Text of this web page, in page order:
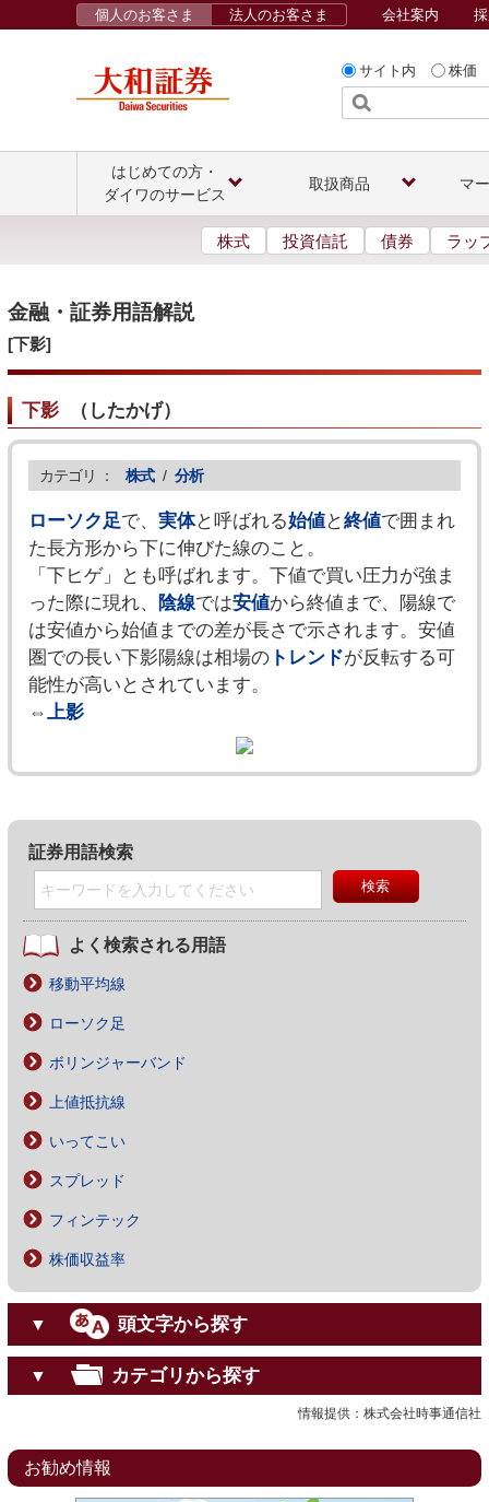
サイト内 株価
個人のお客さま 法人のお客さま 会社案内
はじめての方・
ダイワのサービス
取扱商品 マ
株式 投資信託 債券 ラッ
金融・証券用語解説
[下影]
下影（ したかげ）
カテゴリ ： 株式 / 分析
ローソク足で、 実体と呼ばれる始値と終値で囲まれ
た長方形から下に伸びた線のこと。
「下ヒゲ」とも呼ばれます。下値で買い圧力が強ま
った際に現れ、
陰線では安値から終値まで、陽線で
は安値から始値までの差が長さで示されます。安値
圏での長い下影陽線は相場のトレンドが反転する可
能性が高いとされています。
⇔上影
証券用語検索
よく検索される用語
移動平均線
ローソク足
ボリンジャーバンド
上値抵抗線
いってこい
スプレッド
フィンテック
株価収益率
▼ 頭文字から探す
▼ カテゴリから探す
情報提供：株式会社時事通信社
お勧め情報